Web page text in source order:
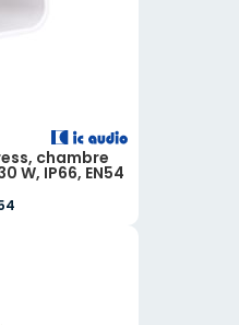
chambre
W, IP66, EN54